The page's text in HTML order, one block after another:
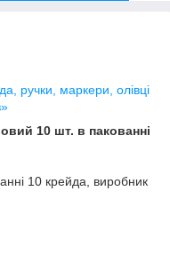
ручки, маркери, олівці
10 шт. в пакованні
10 крейда, виробник